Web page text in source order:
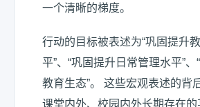
一个清晰的梯度。
行动的目标被表述为“巩固提升
平”、“巩固提升日常管理水平”
教育生态”。 这些宏观表述的背
课堂内外、校园内外长期存在的